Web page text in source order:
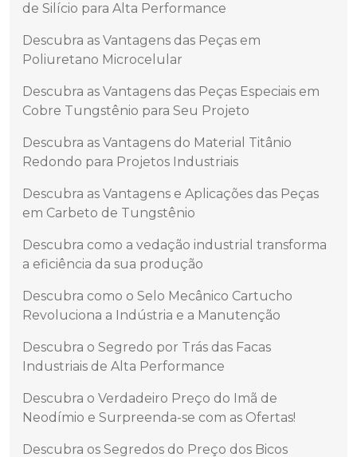
de Silício para Alta Performance
Descubra as Vantagens das Peças em
Poliuretano Microcelular
Descubra as Vantagens das Peças Especiais em
Cobre Tungstênio para Seu Projeto
Descubra as Vantagens do Material Titânio
Redondo para Projetos Industriais
Descubra as Vantagens e Aplicações das Peças
em Carbeto de Tungstênio
Descubra como a vedação industrial transforma
a eficiência da sua produção
Descubra como o Selo Mecânico Cartucho
Revoluciona a Indústria e a Manutenção
Descubra o Segredo por Trás das Facas
Industriais de Alta Performance
Descubra o Verdadeiro Preço do Imã de
Neodímio e Surpreenda-se com as Ofertas!
Descubra os Segredos do Preço dos Bicos